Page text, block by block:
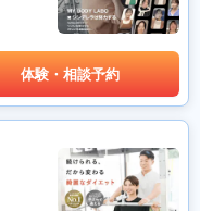
体験・相談予約